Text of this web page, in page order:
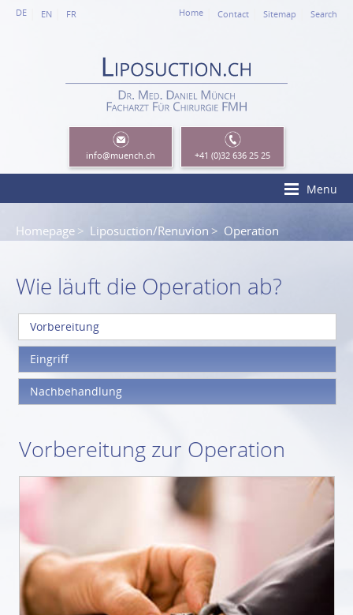
DE EN FR Home Contact Sitemap Search
Menu
Homepage Liposuction/Renuvion Operation
Wie läuft die Operation ab?
Vorbereitung
Eingriff
Nachbehandlung
Vorbereitung zur Operation
info@muench.ch +41 (0)32 636 25 25